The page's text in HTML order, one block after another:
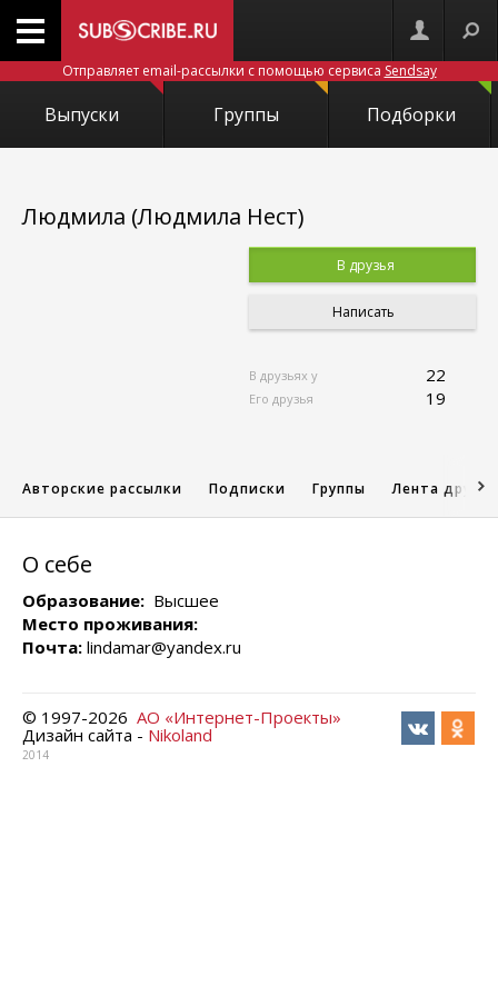
Отправляет email-рассылки с помощью сервиса Sendsay
Выпуски Группы Подборки
Людмила (Людмила Нест)
В друзья
Написать
В друзьях у 22
Его друзья 19
Авторские рассылки Подписки Группы Лента друзей
О себе
Образование: Высшее
Место проживания:
Почта: lindamar@yandex.ru
© 1997-2026 АО «Интернет-Проекты»
Дизайн сайта - Nikoland
2014